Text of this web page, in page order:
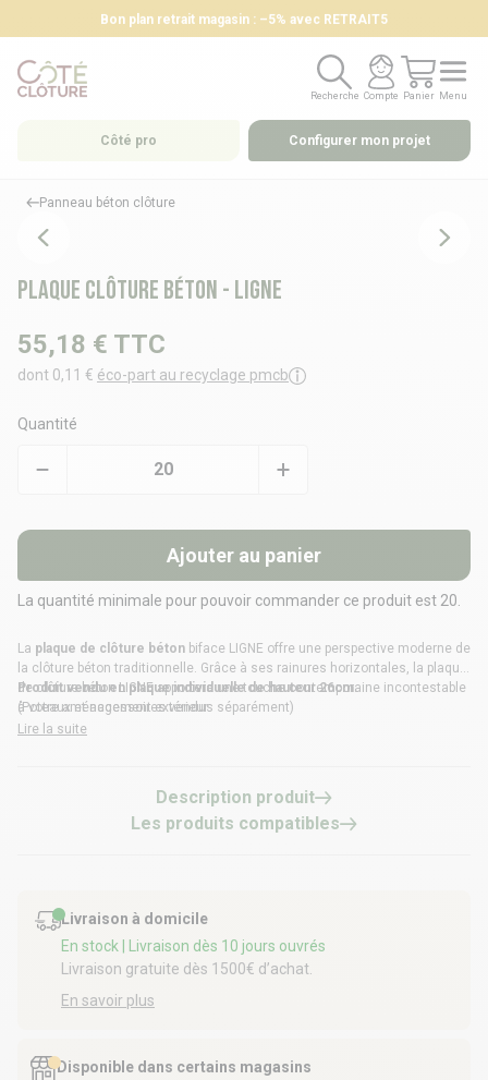
Bon plan retrait magasin : –5% avec RETRAIT5
Recherche
Recherche
Compte
Compte
Panier
Panier
Menu
Menu
Côté pro Configurer mon projet
Panneau béton clôture
Plaque clôture béton - LIGNE
55,18 € TTC
dont 0,11 € éco-part au recyclage pmcb
Quantité
Ajouter au panier
La quantité minimale pour pouvoir commander ce produit est 20.
La plaque de clôture béton biface LIGNE offre une perspective moderne de
la clôture béton traditionnelle. Grâce à ses rainures horizontales, la plaque
de clôture béton LIGNE apportera une touche contemporaine incontestable
à votre aménagement extérieur.
Produit vendu en plaque individuelle de hauteur 26cm.
(Poteaux et accessoires vendus séparément)
Lire la suite
Description produit
Les produits compatibles
Livraison à domicile
En stock
| Livraison dès 10 jours ouvrés
Livraison gratuite dès 1500€ d’achat.
En savoir plus
Disponible dans certains magasins